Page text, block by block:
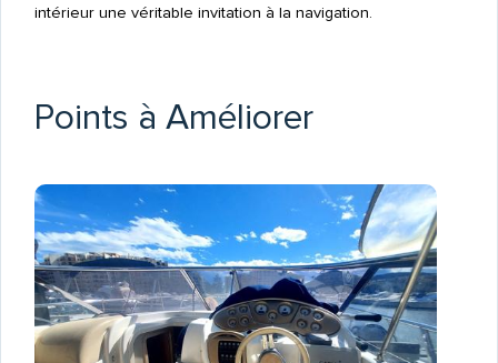
intérieur une véritable invitation à la navigation.
Points à Améliorer